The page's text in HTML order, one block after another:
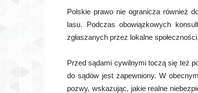
Polskie prawo nie ogranicza również
lasu. Podczas obowiązkowych
zgłaszanych przez lokalne
Przed sądami cywilnymi toczą się też
do sądów jest zapewniony. W
pozwy, wskazując, jakie realne